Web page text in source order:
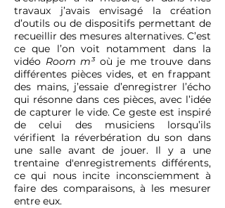
travaux j’avais envisagé la création
d’outils ou de dispositifs permettant de
recueillir des mesures alternatives. C’est
ce que l’on voit notamment dans la
vidéo Room m³où je me trouve dans
différentes pièces vides, et en frappant
des mains, j’essaie d’enregistrer l’écho
qui résonne dans ces pièces, avec l’idée
de capturer le vide. Ce geste est inspiré
de celui des musiciens lorsqu’ils
vérifient la réverbération du son dans
une salle avant de jouer. Il y a une
trentaine d'enregistrements différents,
ce qui nous incite inconsciemment à
faire des comparaisons, à les mesurer
entre eux.